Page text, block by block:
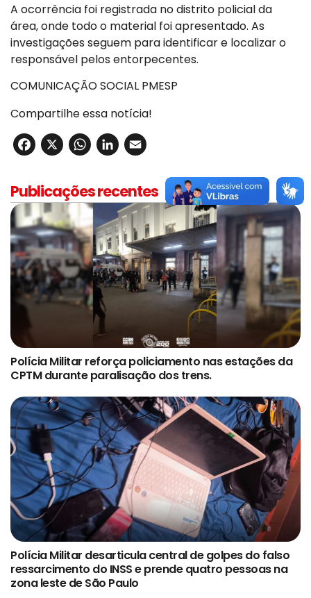
A ocorrência foi registrada no distrito policial da
área, onde todo o material foi apresentado. As
investigações seguem para identificar e localizar o
responsável pelos entorpecentes.
COMUNICAÇÃO SOCIAL PMESP
Compartilhe essa notícia!
Facebook
X WhatsApp
LinkedIn
Publicações recentes
Polícia Militar reforça policiamento nas estações da
CPTM durante paralisação dos trens.
Polícia Militar desarticula central de golpes do falso
ressarcimento do INSS e prende quatro pessoas na
zona leste de São Paulo